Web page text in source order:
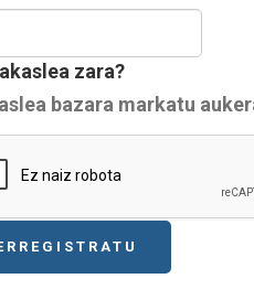
zara?
bazara markatu